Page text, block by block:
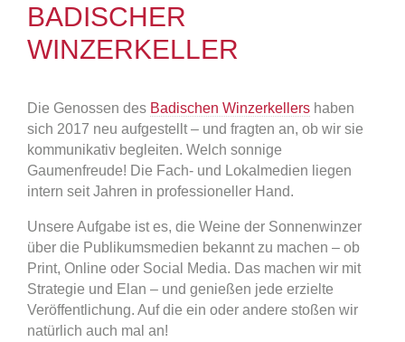
BADISCHER
WINZERKELLER
Die Genossen des Badischen Winzerkellers haben
sich 2017 neu aufgestellt – und fragten an, ob wir sie
kommunikativ begleiten. Welch sonnige
Gaumenfreude! Die Fach- und Lokalmedien liegen
intern seit Jahren in professioneller Hand.
Unsere Aufgabe ist es, die Weine der Sonnenwinzer
über die Publikumsmedien bekannt zu machen – ob
Print, Online oder Social Media. Das machen wir mit
Strategie und Elan – und genießen jede erzielte
Veröffentlichung. Auf die ein oder andere stoßen wir
natürlich auch mal an!